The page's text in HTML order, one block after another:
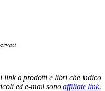
link a prodotti e libri che indico
ed e-mail sono affiliate link.